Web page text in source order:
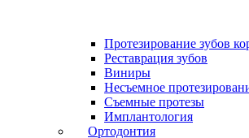
Протезирование зубов
Реставрация зубов
Виниры
Несъемное
Съемные протезы
Имплантология
Ортодонтия